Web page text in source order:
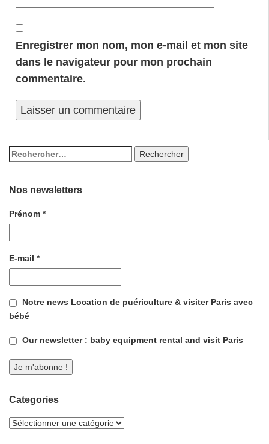
Enregistrer mon nom, mon e-mail et mon site
dans le navigateur pour mon prochain
commentaire.
Nos newsletters
Prénom *
E-mail *
Notre news Location de puériculture & visiter Paris avec
bébé
Our newsletter : baby equipment rental and visit Paris
Categories